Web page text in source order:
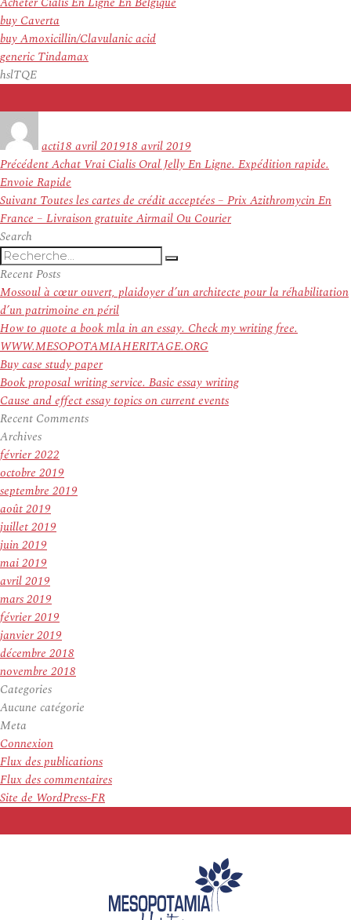
buy Caverta
buy Amoxicillin/Clavulanic acid
generic Tindamax
hslTQE
actile
18 avril 201918 avril 2019
Navigation
de
l’article
PrécédentArticle
précédent :
Achat Vrai Cialis Oral Jelly En Ligne. Expédition rapide.
Envoie Rapide
Suivant Article
suivant :
Toutes les cartes de crédit acceptées – Prix Azithromycin En
France – Livraison gratuite Airmail Ou Courier
Search
Recherche
pour
:
Recherche
Recent Posts
Mossoul à cœur ouvert, plaidoyer d’un architecte pour la réhabilitation
d’un patrimoine en péril
How to quote a book mla in an essay. Check my writing free.
WWW.MESOPOTAMIAHERITAGE.ORG
Buy case study paper
Book proposal writing service. Basic essay writing
Cause and effect essay topics on current events
Recent Comments
Archives
février 2022
octobre 2019
septembre 2019
août 2019
juillet 2019
juin 2019
mai 2019
avril 2019
mars 2019
février 2019
janvier 2019
décembre 2018
novembre 2018
Categories
Aucune catégorie
Meta
Connexion
Flux des publications
Flux des commentaires
Site de WordPress-FR